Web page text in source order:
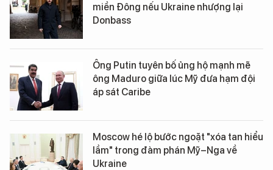
miền Đông nếu Ukraine nhượng lại
Donbass
Ông Putin tuyên bố ủng hộ mạnh mẽ
ông Maduro giữa lúc Mỹ đưa hạm đội
áp sát Caribe
Moscow hé lộ bước ngoặt "xóa tan hiểu
lầm" trong đàm phán Mỹ–Nga về
Ukraine